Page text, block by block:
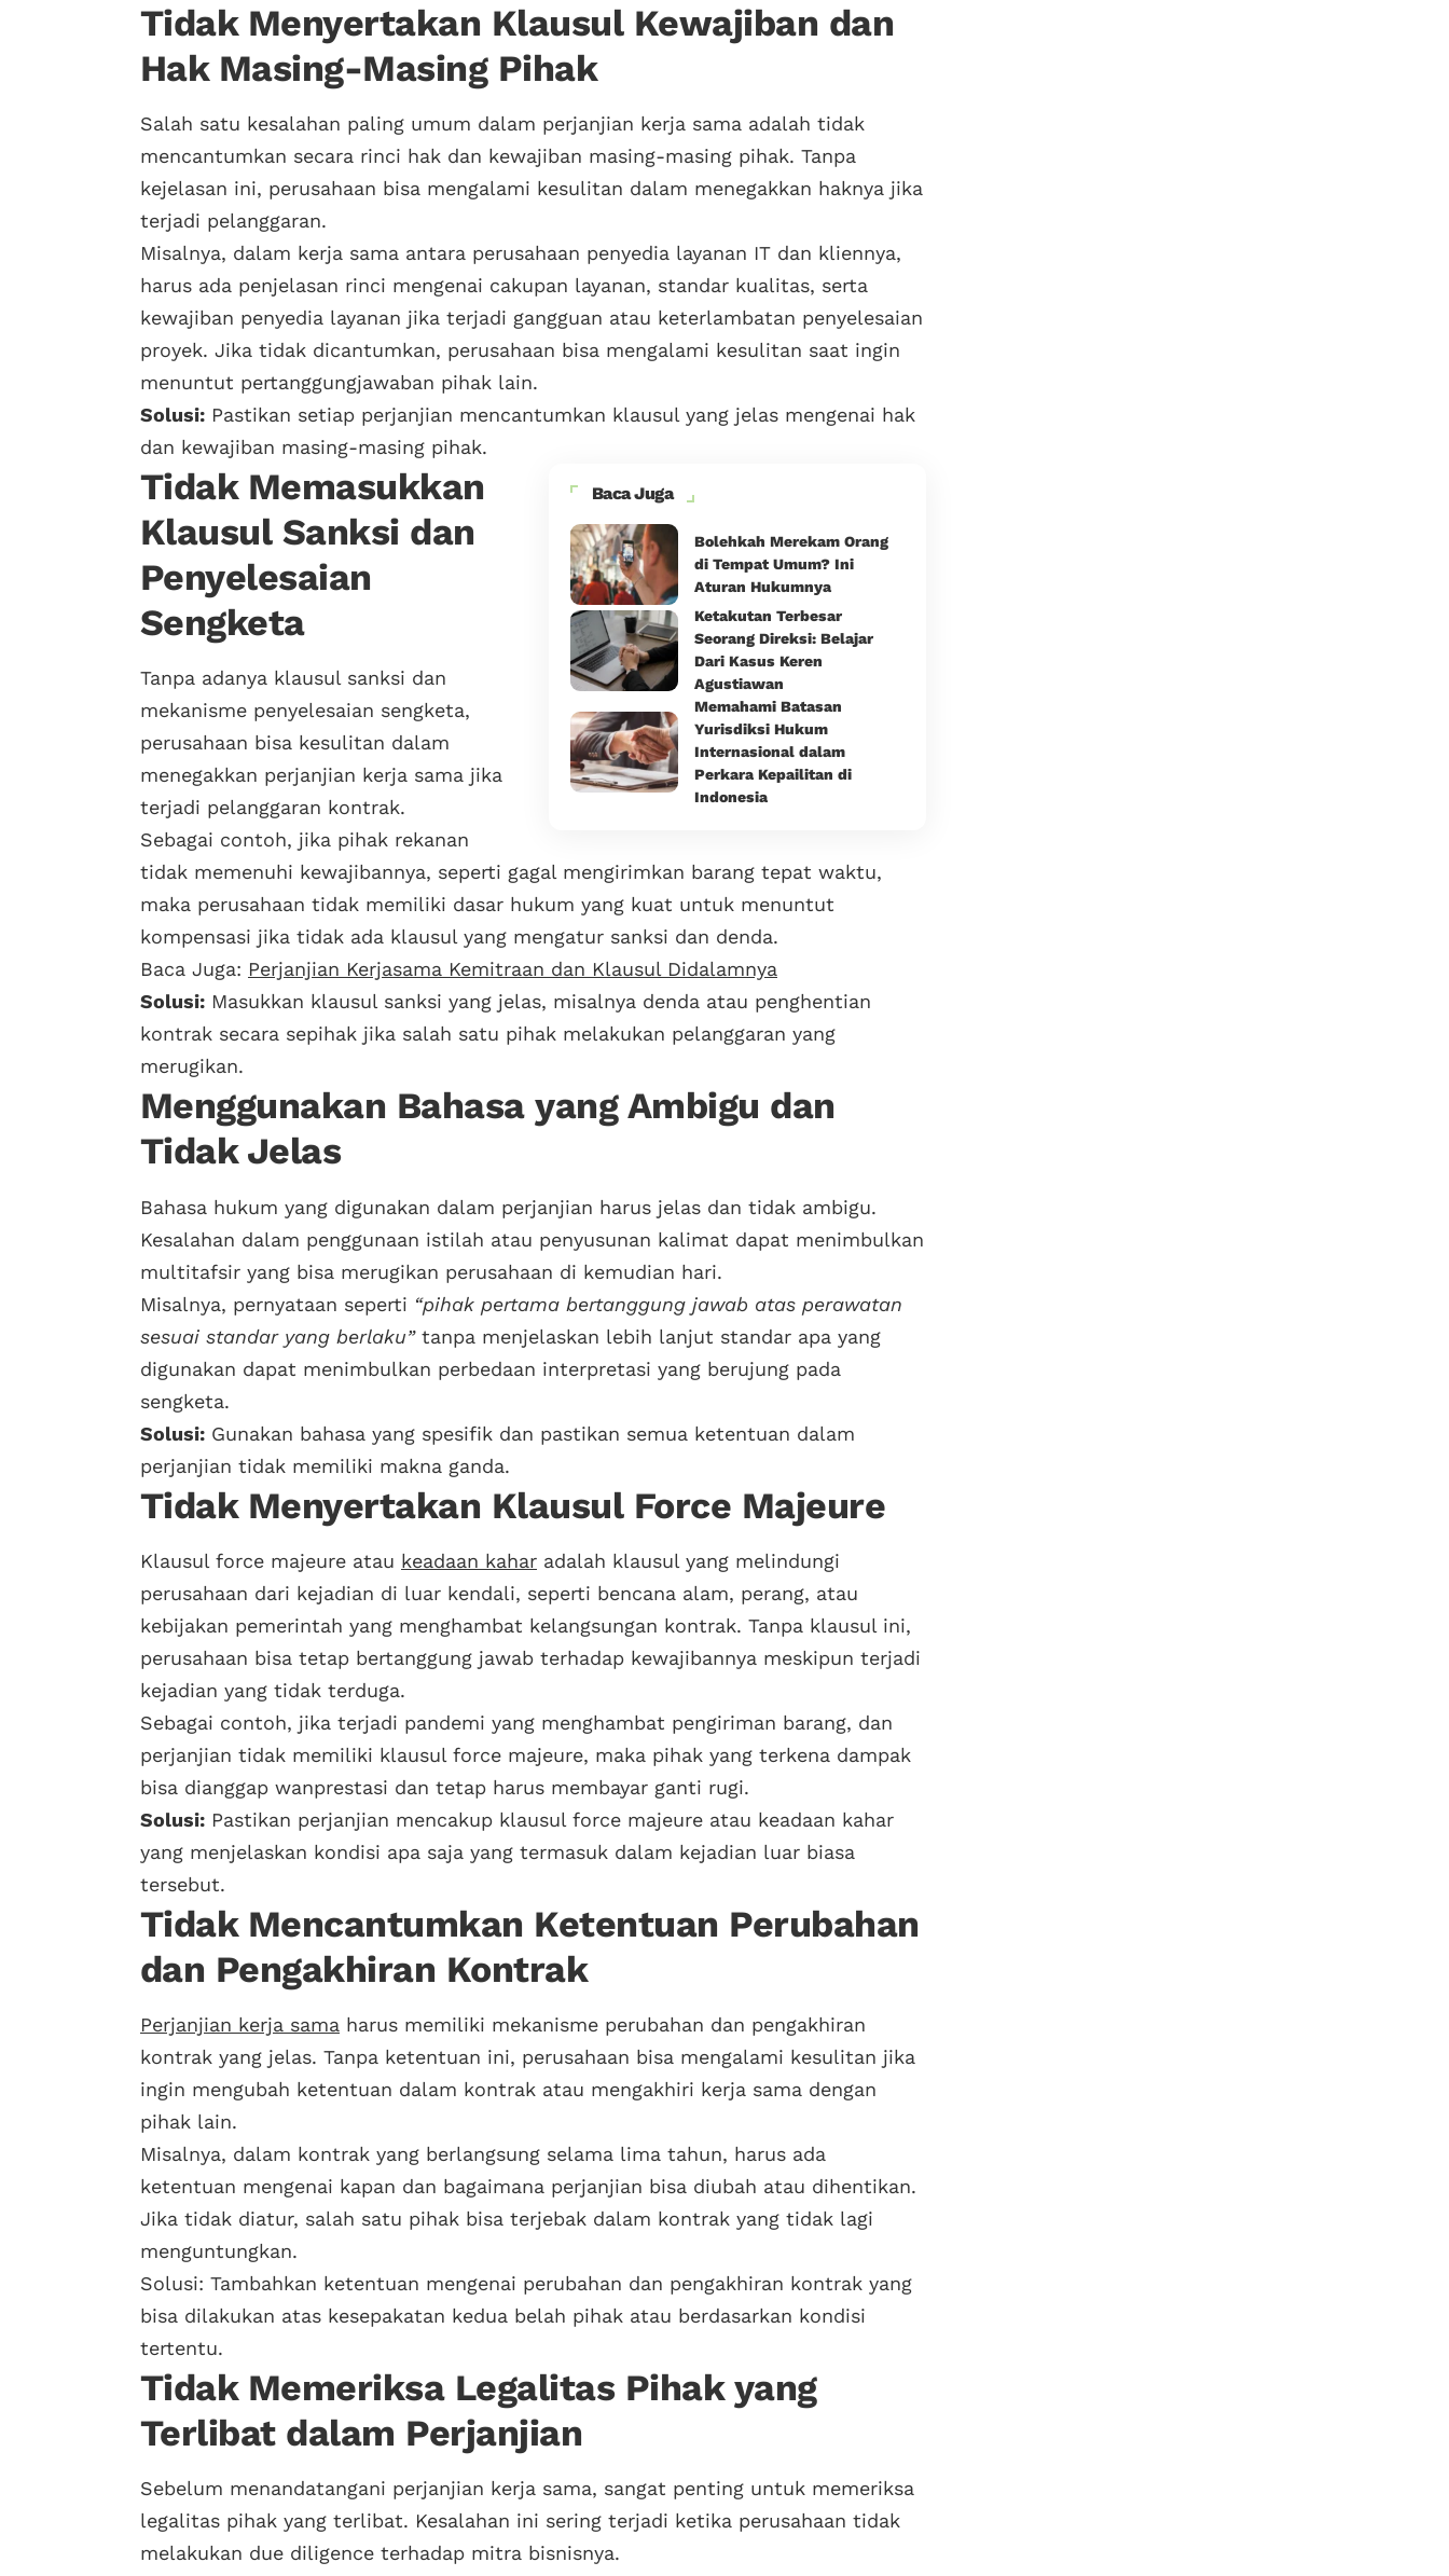
Tidak Menyertakan Klausul Kewajiban dan
Hak Masing-Masing Pihak
Salah satu kesalahan paling umum dalam perjanjian kerja sama adalah tidak
mencantumkan secara rinci hak dan kewajiban masing-masing pihak. Tanpa
kejelasan ini, perusahaan bisa mengalami kesulitan dalam menegakkan haknya jika
terjadi pelanggaran.
Misalnya, dalam kerja sama antara perusahaan penyedia layanan IT dan kliennya,
harus ada penjelasan rinci mengenai cakupan layanan, standar kualitas, serta
kewajiban penyedia layanan jika terjadi gangguan atau keterlambatan penyelesaian
proyek. Jika tidak dicantumkan, perusahaan bisa mengalami kesulitan saat ingin
menuntut pertanggungjawaban pihak lain.
Solusi: Pastikan setiap perjanjian mencantumkan klausul yang jelas mengenai hak
dan kewajiban masing-masing pihak.
Baca Juga
Bolehkah Merekam Orang
di Tempat Umum? Ini
Aturan Hukumnya
Ketakutan Terbesar
Seorang Direksi: Belajar
Dari Kasus Keren
Agustiawan
Memahami Batasan
Yurisdiksi Hukum
Internasional dalam
Perkara Kepailitan di
Indonesia
Tidak Memasukkan
Klausul Sanksi dan
Penyelesaian
Sengketa
Tanpa adanya klausul sanksi dan
mekanisme penyelesaian sengketa,
perusahaan bisa kesulitan dalam
menegakkan perjanjian kerja sama jika
terjadi pelanggaran kontrak.
Sebagai contoh, jika pihak rekanan
tidak memenuhi kewajibannya, seperti gagal mengirimkan barang tepat waktu,
maka perusahaan tidak memiliki dasar hukum yang kuat untuk menuntut
kompensasi jika tidak ada klausul yang mengatur sanksi dan denda.
Baca Juga: Perjanjian Kerjasama Kemitraan dan Klausul Didalamnya
Solusi: Masukkan klausul sanksi yang jelas, misalnya denda atau penghentian
kontrak secara sepihak jika salah satu pihak melakukan pelanggaran yang
merugikan.
Menggunakan Bahasa yang Ambigu dan
Tidak Jelas
Bahasa hukum yang digunakan dalam perjanjian harus jelas dan tidak ambigu.
Kesalahan dalam penggunaan istilah atau penyusunan kalimat dapat menimbulkan
multitafsir yang bisa merugikan perusahaan di kemudian hari.
Misalnya, pernyataan seperti “pihak pertama bertanggung jawab atas perawatan
sesuai standar yang berlaku”tanpa menjelaskan lebih lanjut standar apa yang
digunakan dapat menimbulkan perbedaan interpretasi yang berujung pada
sengketa.
Solusi: Gunakan bahasa yang spesifik dan pastikan semua ketentuan dalam
perjanjian tidak memiliki makna ganda.
Tidak Menyertakan Klausul Force Majeure
Klausul force majeure atau keadaan kahar adalah klausul yang melindungi
perusahaan dari kejadian di luar kendali, seperti bencana alam, perang, atau
kebijakan pemerintah yang menghambat kelangsungan kontrak. Tanpa klausul ini,
perusahaan bisa tetap bertanggung jawab terhadap kewajibannya meskipun terjadi
kejadian yang tidak terduga.
Sebagai contoh, jika terjadi pandemi yang menghambat pengiriman barang, dan
perjanjian tidak memiliki klausul force majeure, maka pihak yang terkena dampak
bisa dianggap wanprestasi dan tetap harus membayar ganti rugi.
Solusi: Pastikan perjanjian mencakup klausul force majeure atau keadaan kahar
yang menjelaskan kondisi apa saja yang termasuk dalam kejadian luar biasa
tersebut.
Tidak Mencantumkan Ketentuan Perubahan
dan Pengakhiran Kontrak
Perjanjian kerja sama harus memiliki mekanisme perubahan dan pengakhiran
kontrak yang jelas. Tanpa ketentuan ini, perusahaan bisa mengalami kesulitan jika
ingin mengubah ketentuan dalam kontrak atau mengakhiri kerja sama dengan
pihak lain.
Misalnya, dalam kontrak yang berlangsung selama lima tahun, harus ada
ketentuan mengenai kapan dan bagaimana perjanjian bisa diubah atau dihentikan.
Jika tidak diatur, salah satu pihak bisa terjebak dalam kontrak yang tidak lagi
menguntungkan.
Solusi: Tambahkan ketentuan mengenai perubahan dan pengakhiran kontrak yang
bisa dilakukan atas kesepakatan kedua belah pihak atau berdasarkan kondisi
tertentu.
Tidak Memeriksa Legalitas Pihak yang
Terlibat dalam Perjanjian
Sebelum menandatangani perjanjian kerja sama, sangat penting untuk memeriksa
legalitas pihak yang terlibat. Kesalahan ini sering terjadi ketika perusahaan tidak
melakukan due diligence terhadap mitra bisnisnya.